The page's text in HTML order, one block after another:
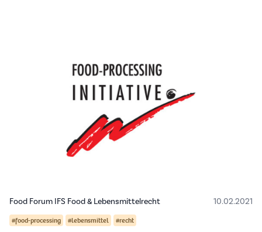
Food Forum IFS Food & Lebensmittelrecht 10.02.2021
#food-processing #lebensmittel #recht